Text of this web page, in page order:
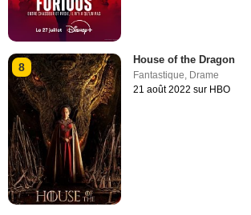
8
House of the Dragon
Fantastique, Drame
21 août 2022 sur HBO